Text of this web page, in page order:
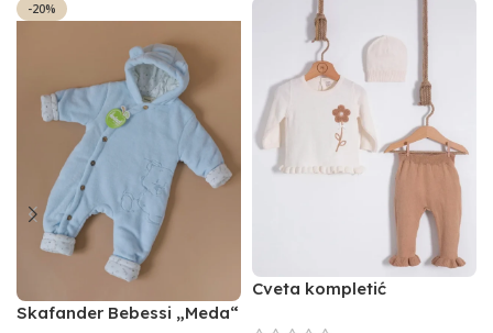
-20%
Skafander Bebessi „Meda“
Cveta kompletić